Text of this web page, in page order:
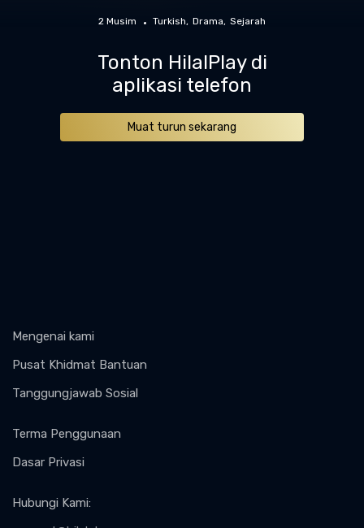
2 Musim Turkish Drama Sejarah
Tonton HilalPlay di
aplikasi telefon
Muat turun sekarang
Mengenai kami
Pusat Khidmat Bantuan
Tanggungjawab Sosial
Terma Penggunaan
Dasar Privasi
Hubungi Kami: